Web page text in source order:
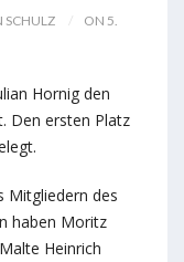
SCHULZ
ON 5.
Hornig den
Den ersten Platz
Mitgliedern des
haben Moritz
Heinrich